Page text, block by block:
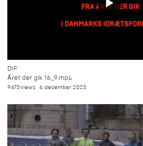
DIF
Året der gik 16_9.mp4
9.673 views 6. december 2023